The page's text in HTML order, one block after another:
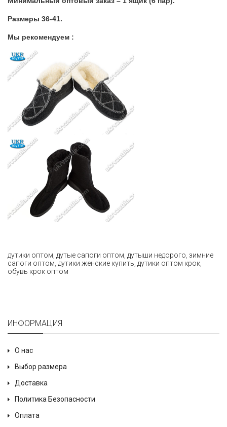
Размеры 36-41.
Мы рекомендуем :
дутики оптом дутые сапоги оптом дутыши недорого зимние
сапоги оптом дутики женские купить дутики оптом крок
обувь крок оптом
ИНФОРМАЦИЯ
О нас
Выбор размера
Доставка
Политика Безопасности
Оплата